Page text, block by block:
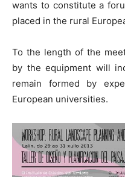
wants to constitute a
placed in the rural
To the length of the
by the equipment will
remain formed by
European universities.